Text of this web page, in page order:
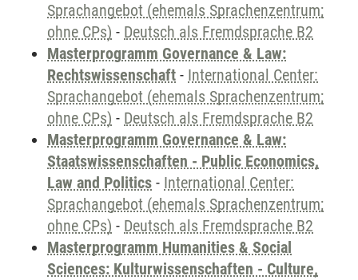
Sprachangebot (ehemals Sprachenzentrum;
ohne CPs) - Deutsch als Fremdsprache B2
Masterprogramm Governance & Law:
Rechtswissenschaft - International Center:
Sprachangebot (ehemals Sprachenzentrum;
ohne CPs) - Deutsch als Fremdsprache B2
Masterprogramm Governance & Law:
Staatswissenschaften - Public Economics,
Law and Politics - International Center:
Sprachangebot (ehemals Sprachenzentrum;
ohne CPs) - Deutsch als Fremdsprache B2
Masterprogramm Humanities & Social
Sciences: Kulturwissenschaften - Culture,